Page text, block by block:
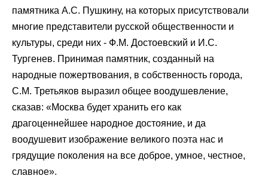
памятника А.С. Пушкину, на которых присутствовали
многие представители русской общественности и
культуры, среди них - Ф.М. Достоевский и И.С.
Тургенев. Принимая памятник, созданный на
народные пожертвования, в собственность города,
С.М. Третьяков выразил общее воодушевление,
сказав: «Москва будет хранить его как
драгоценнейшее народное достояние, и да
воодушевит изображение великого поэта нас и
грядущие поколения на все доброе, умное, честное,
славное».